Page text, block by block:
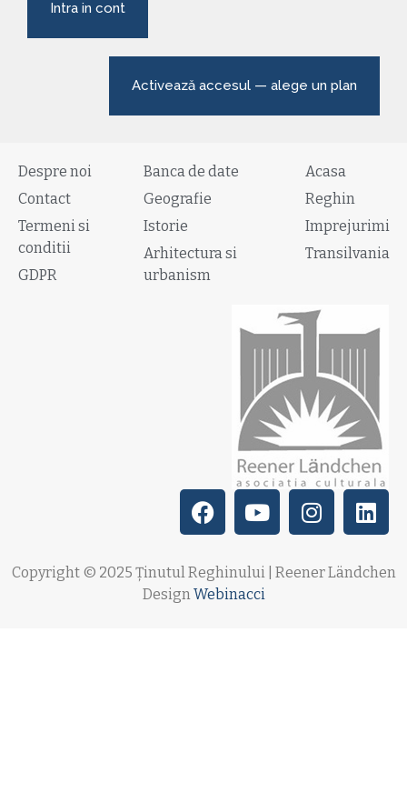
Intra in cont
Activează accesul — alege un plan
Despre noi
Contact
Termeni si
conditii
GDPR
Banca de date
Geografie
Istorie
Arhitectura si
urbanism
Acasa
Reghin
Imprejurimi
Transilvania
Copyright © 2025 Ținutul Reghinului | Reener Ländchen
DesignWebinacci